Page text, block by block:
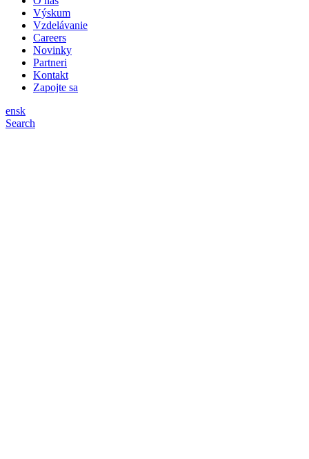
Výskum
Vzdelávanie
Careers
Novinky
Partneri
Kontakt
Zapojte sa
ensk
Search